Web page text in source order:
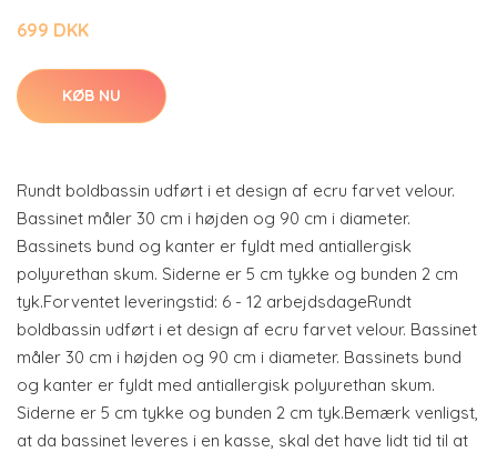
699 DKK
KØB NU
Rundt boldbassin udført i et design af ecru farvet velour.
Bassinet måler 30 cm i højden og 90 cm i diameter.
Bassinets bund og kanter er fyldt med antiallergisk
polyurethan skum. Siderne er 5 cm tykke og bunden 2 cm
tyk.Forventet leveringstid: 6 - 12 arbejdsdageRundt
boldbassin udført i et design af ecru farvet velour. Bassinet
måler 30 cm i højden og 90 cm i diameter. Bassinets bund
og kanter er fyldt med antiallergisk polyurethan skum.
Siderne er 5 cm tykke og bunden 2 cm tyk.Bemærk venligst,
at da bassinet leveres i en kasse, skal det have lidt tid til at